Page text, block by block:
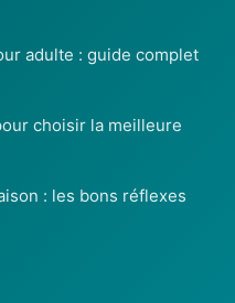
adulte : guide complet
choisir la meilleure
: les bons réflexes